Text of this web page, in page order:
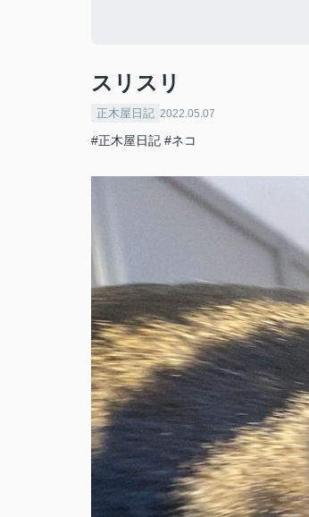
スリスリ
正木屋日記 2022.05.07
#正木屋日記 #ネコ